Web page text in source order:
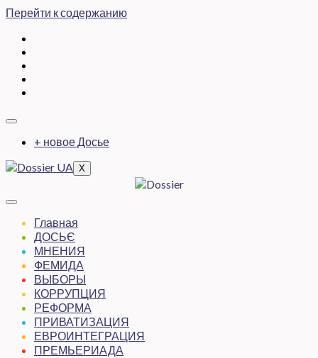
Перейти к содержанию
+ новое Досье
X
Главная
ДОСЬЄ
МНЕНИЯ
ФЕМИДА
ВЫБОРЫ
КОРРУПЦИЯ
РЕФОРМА
ПРИВАТИЗАЦИЯ
ЕВРОИНТЕГРАЦИЯ
ПРЕМЬЕРИАДА